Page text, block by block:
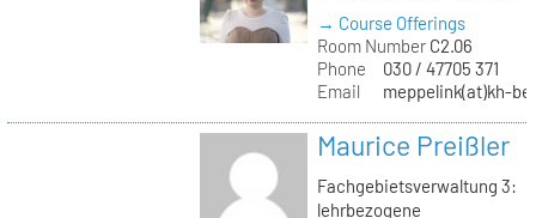
→ Course Offerings
Room NumberC2.06
Phone
030 / 47705 371
Email
meppelink(at)kh-
Maurice Preißler
Fachgebietsverwaltung 3:
lehrbezogene